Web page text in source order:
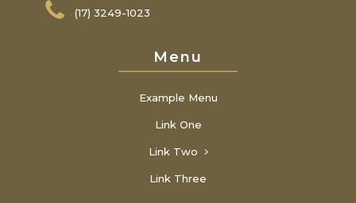
(17) 3249-1023
Menu
Example Menu
Link One
Link Two
Link Three